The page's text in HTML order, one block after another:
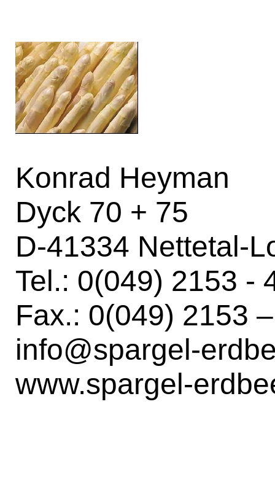
Konrad Heyman
Dyck 70 + 75
D-41334 Nettetal-
Tel.: 0(049) 2153 -
Fax.: 0(049) 2153
info@spargel-
www.spargel-